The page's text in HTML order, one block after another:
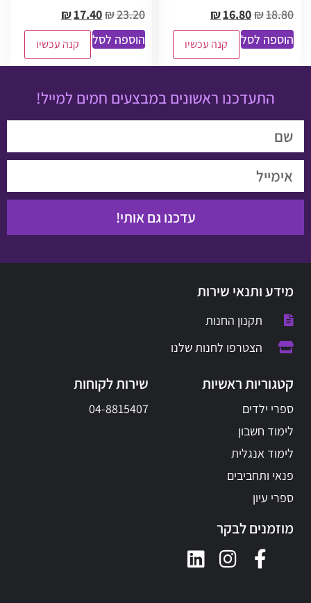
₪18.80
₪16.80
הוספה לסל
קנה עכשיו
₪23.20
₪17.40
הוספה לסל
קנה עכשיו
התעדכנו ראשונים במבצעים חמים למייל!
עדכנו גם אותי!
מידע ותנאי שירות
תקנון החנות
הצטרפו לחנות שלנו
קטגוריות ראשיות
ספרי ילדים
לימוד חשבון
לימוד אנגלית
פנאי ותחביבים
ספרי עיון
שירות לקוחות
04-8815407
מוזמנים לבקר